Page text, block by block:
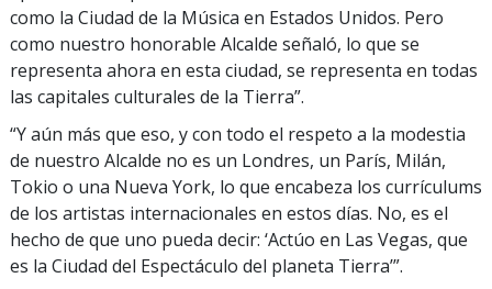
como la Ciudad de la Música en Estados Unidos. Pero
como nuestro honorable Alcalde señaló, lo que se
representa ahora en esta ciudad, se representa en todas
las capitales culturales de la Tierra”.
“Y aún más que eso, y con todo el respeto a la modestia
de nuestro Alcalde no es un Londres, un París, Milán,
Tokio o una Nueva York, lo que encabeza los currículums
de los artistas internacionales en estos días. No, es el
hecho de que uno pueda decir: ‘Actúo en Las Vegas, que
es la Ciudad del Espectáculo del planeta Tierra’”.